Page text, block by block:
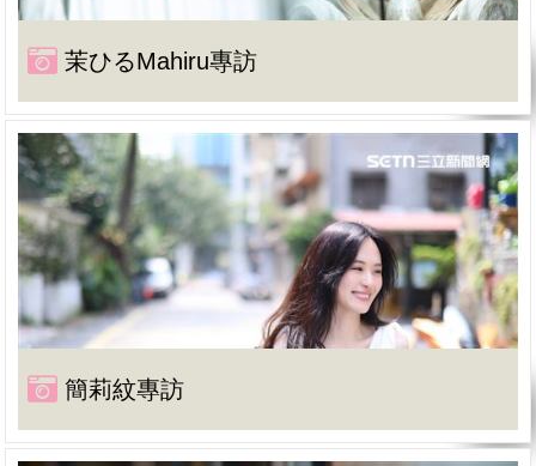
茉ひるMahiru專訪
簡莉紋專訪